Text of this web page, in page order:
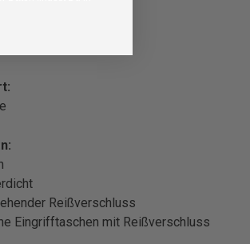
Reißverschluss
Eingrifftaschen mit Reißverschluss